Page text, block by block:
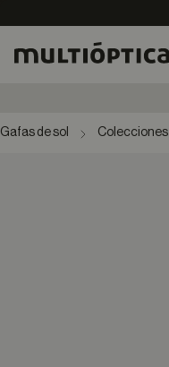
Gafas de sol Colecciones